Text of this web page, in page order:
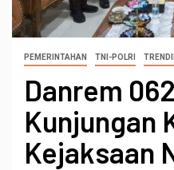
PEMERINTAHAN TNI-POLRI
Danrem
Kunjungan
Kejaksaan